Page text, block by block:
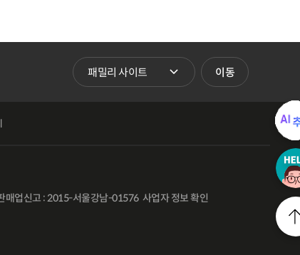
패밀리 사이트 바로가기
이동
매업신고 : 2015-서울강남-01576 사업자 정보 확인